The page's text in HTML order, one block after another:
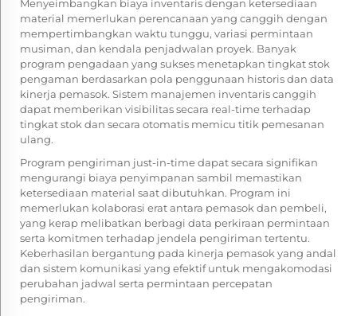
Menyeimbangkan biaya inventaris dengan ketersediaan
material memerlukan perencanaan yang canggih dengan
mempertimbangkan waktu tunggu, variasi permintaan
musiman, dan kendala penjadwalan proyek. Banyak
program pengadaan yang sukses menetapkan tingkat stok
pengaman berdasarkan pola penggunaan historis dan data
kinerja pemasok. Sistem manajemen inventaris canggih
dapat memberikan visibilitas secara real-time terhadap
tingkat stok dan secara otomatis memicu titik pemesanan
ulang.
Program pengiriman just-in-time dapat secara signifikan
mengurangi biaya penyimpanan sambil memastikan
ketersediaan material saat dibutuhkan. Program ini
memerlukan kolaborasi erat antara pemasok dan pembeli,
yang kerap melibatkan berbagi data perkiraan permintaan
serta komitmen terhadap jendela pengiriman tertentu.
Keberhasilan bergantung pada kinerja pemasok yang andal
dan sistem komunikasi yang efektif untuk mengakomodasi
perubahan jadwal serta permintaan percepatan
pengiriman.